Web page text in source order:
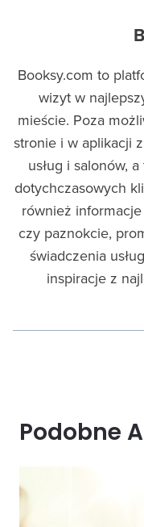
Booksy.com to
wizyt w
mieście. Poza
stronie i w aplikacji
usług i salonów,
dotychczasowych
również
czy paznokcie,
świadczenia
inspiracje z
Podobne